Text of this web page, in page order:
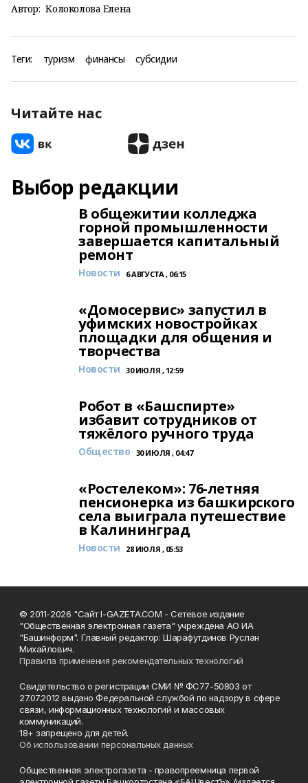
Автор: Колоколова Елена
Теги: туризм финансы субсидии
Читайте нас
Выбор редакции
В общежитии колледжа
горной промышленности
завершается капитальный
ремонт
Новости 6 АВГУСТА , 06:15
«Домосервис» запустил в
уфимских новостройках
площадки для общения и
творчества
Новости 30 ИЮЛЯ , 12:59
Робот в «Башспирте»
избавит сотрудников от
тяжёлого ручного труда
Общество 30 ИЮЛЯ , 04:47
«Ростелеком»: 76-летняя
пенсионерка из башкирского
села выиграла путешествие
в Калининград
Новости 28 ИЮЛЯ , 05:53
© 2011-2026 "Сайт I-GAZETA.COM - Сетевое издание
"Общественная электронная газета" учреждена АО ИА
"Башинформ". Главный редактор: Шарафутдинов Руслан
Михайлович.
Правила применения рекомендательных технологий
Свидетельство о регистрации СМИ № ФС77-50803 от
27.07.2012 выдано Федеральной службой по надзору в сфере
связи, информационных технологий и массовых
коммуникаций.
18+ запрещено для детей.
Об использовании персональных данных
Общественная электрогазета - правопреемница первой